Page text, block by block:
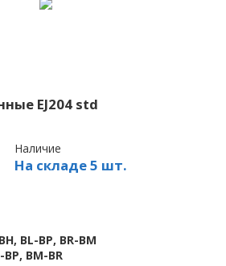
EJ204 std
Наличие
На складе 5 шт.
BL-BP, BR-BM
BP, BM-BR